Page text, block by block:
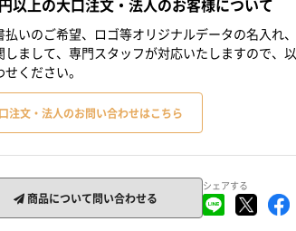
以上の大口注文・法人のお客様について
払いのご希望、ロゴ等オリジナルデータの名入れ
しまして、専門スタッフが対応いたしますので、
ください。
注文・法人のお問い合わせはこちら
商品について問い合わせる
シェアする